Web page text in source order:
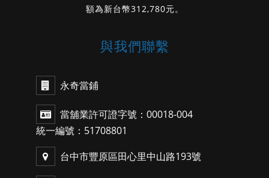
額為新台幣312,780元。
與我們聯繫
永奇當鋪
當舖業許可證字號：00018-004
統一編號：51708801
台中市豐原區田心里中山路193號